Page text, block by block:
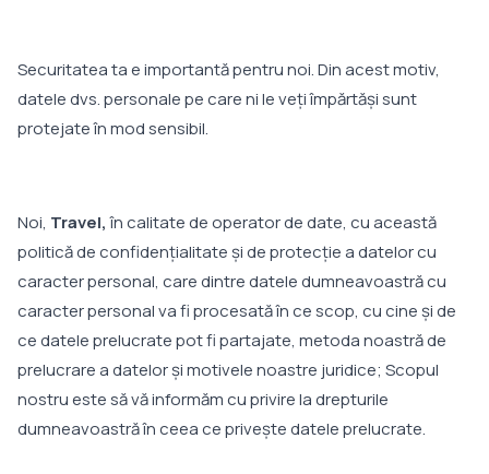
Securitatea ta e importantă pentru noi. Din acest motiv,
datele dvs. personale pe care ni le veţi împărtăşi sunt
protejate în mod sensibil.
Noi, Travel,în calitate de operator de date, cu această
politică de confidențialitate și de protecție a datelor cu
caracter personal, care dintre datele dumneavoastră cu
caracter personal va fi procesată în ce scop, cu cine și de
ce datele prelucrate pot fi partajate, metoda noastră de
prelucrare a datelor și motivele noastre juridice; Scopul
nostru este să vă informăm cu privire la drepturile
dumneavoastră în ceea ce privește datele prelucrate.